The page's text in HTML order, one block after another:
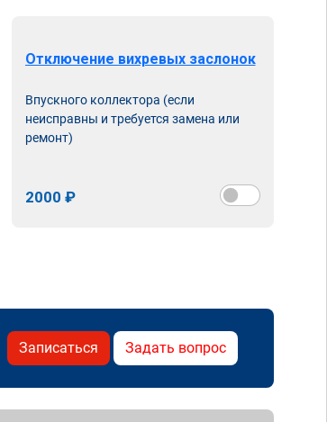
Отключение вихревых заслонок
Впускного коллектора (если
неисправны и требуется замена или
ремонт)
2000 ₽
Записаться Задать вопрос